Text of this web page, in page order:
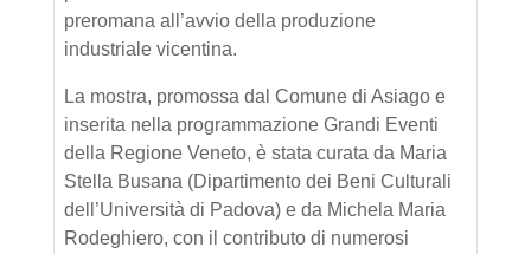
preromana all’avvio della produzione
industriale vicentina.
La mostra, promossa dal Comune di Asiago e
inserita nella programmazione Grandi Eventi
della Regione Veneto, è stata curata da Maria
Stella Busana (Dipartimento dei Beni Culturali
dell’Università di Padova) e da Michela Maria
Rodeghiero, con il contributo di numerosi